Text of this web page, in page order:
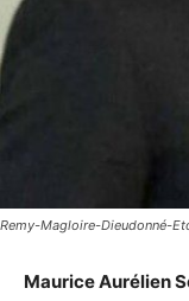
Remy-Magloire-Dieudonné-
Maurice Aurélien